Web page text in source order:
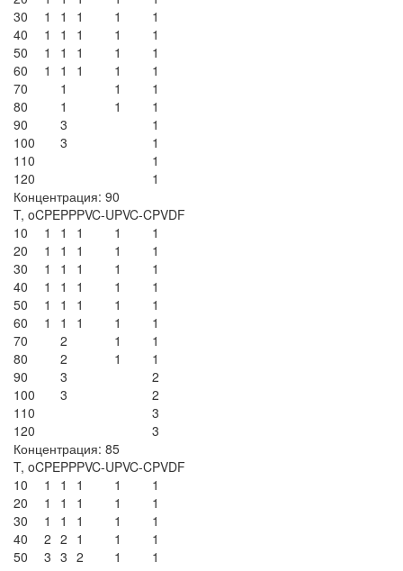
30
1 1 1 1
1
40
1 1 1 1
1
50
1 1 1 1
1
60
1 1 1 1
1
70
1 1
1
80
1 1
1
90
3
1
100
3
1
110
1
120
1
Концентрация: 90
T, oCPEPPPVC-UPVC-CPVDF
10
1 1 1 1
1
20
1 1 1 1
1
30
1 1 1 1
1
40
1 1 1 1
1
50
1 1 1 1
1
60
1 1 1 1
1
70
2 1
1
80
2 1
1
90
3
2
100
3
2
110
3
120
3
Концентрация: 85
T, oCPEPPPVC-UPVC-CPVDF
10
1 1 1 1
1
20
1 1 1 1
1
30
1 1 1 1
1
40
2 2 1 1
1
50
3 3 2 1
1